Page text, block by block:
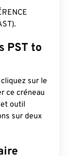
PST to
sur le
ce créneau
outil
sur deux